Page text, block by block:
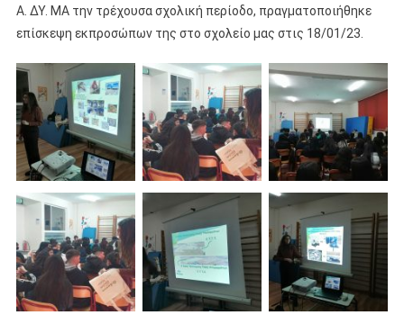
Α. ΔΥ. ΜΑ την τρέχουσα σχολική περίοδο, πραγματοποιήθηκε
επίσκεψη εκπροσώπων της στο σχολείο μας στις 18/01/23.